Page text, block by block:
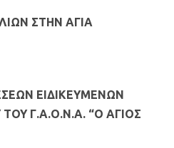
ΣΤΗΝ ΑΓΙΑ
ΕΙΔΙΚΕΥΜΕΝΩΝ
Γ.Α.Ο.Ν.Α. “Ο ΑΓΙΟΣ